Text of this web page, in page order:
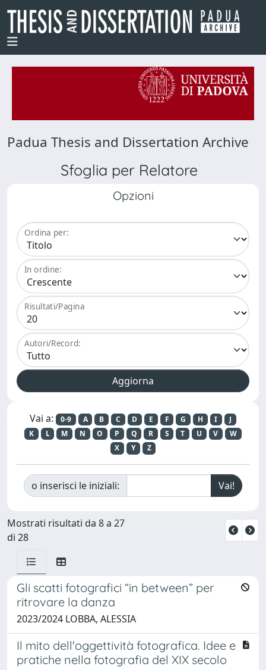
Padua Thesis and Dissertation Archive
Sfoglia per Relatore
Opzioni
Ordina per:
In ordine:
Risultati/Pagina
Autori/Record:
Vai a: 0-9 A B C D E F G H I
J
K
L M N O P Q R S T U V
W
X
Y Z
o inserisci le iniziali:
Mostrati risultati da 8 a 27
di 28
Gli scatti fotografici “in between” per
ritrovare la danza
2023/2024 LOBBA, ALESSIA
Il mito dell'oggettività fotografica. Idee e
pratiche nella fotografia del XIX secolo